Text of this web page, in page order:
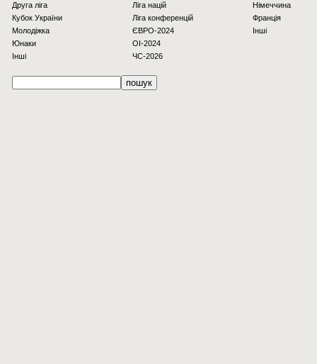
Друга ліга
Кубок України
Молодіжка
Юнаки
Інші
Ліга націй
Ліга конференцій
ЄВРО-2024
OI-2024
ЧС-2026
Німеччина
Франція
Інші